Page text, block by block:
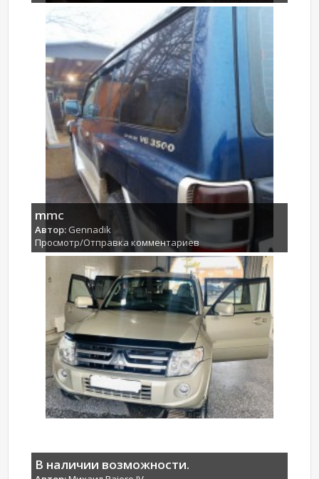
mmc
Автор:Gennadik
Просмотр/Отправка комментариев
В наличии возможности.